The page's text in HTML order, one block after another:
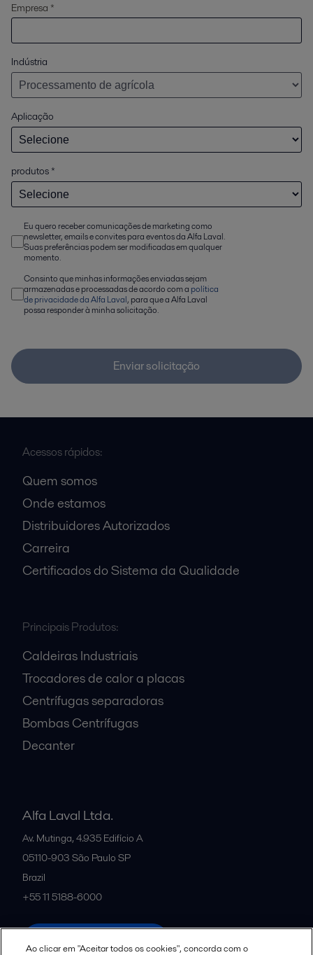
Empresa *
Indústria
Aplicação
produtos *
Eu quero receber comunicações de marketing como
newsletter, emails e convites para eventos da Alfa Laval.
Suas preferências podem ser modificadas em qualquer
momento.
Consinto que minhas informações enviadas sejam
armazenadas e processadas de acordo com a política
de privacidade da Alfa Laval, para que a Alfa Laval
possa responder à minha solicitação.
Enviar solicitação
Acessos rápidos:
Quem somos
Onde estamos
Distribuidores Autorizados
Carreira
Certificados do Sistema da Qualidade
Principais Produtos:
Caldeiras Industriais
Trocadores de calor a placas
Centrífugas separadoras
Bombas Centrífugas
Decanter
Alfa Laval Ltda.
Av. Mutinga, 4.935 Edifício A
05110-903 São Paulo SP
Brazil
+55 11 5188-6000
Ao clicar em "Aceitar todos os cookies", concorda com o